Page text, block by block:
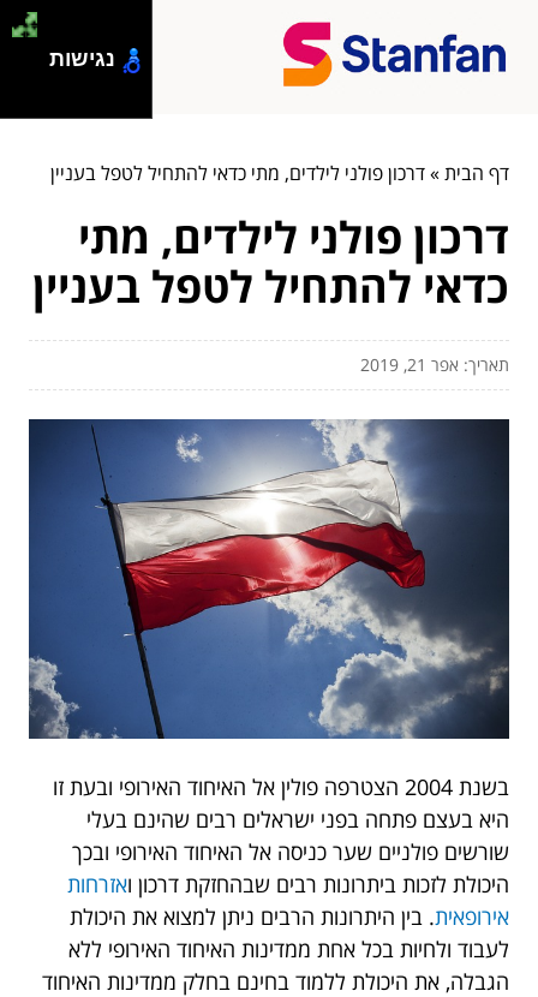
דף הבית»דרכון פולני לילדים, מתי כדאי להתחיל לטפל בעניין
דרכון פולני לילדים, מתי
כדאי להתחיל לטפל בעניין
תאריך: אפר 21, 2019
בשנת 2004 הצטרפה פולין אל האיחוד האירופי ובעת זו
היא בעצם פתחה בפני ישראלים רבים שהינם בעלי
שורשים פולניים שער כניסה אל האיחוד האירופי ובכך
היכולת לזכות ביתרונות רבים שבהחזקת דרכון ואזרחות
אירופאית. בין היתרונות הרבים ניתן למצוא את היכולת
לעבוד ולחיות בכל אחת ממדינות האיחוד האירופי ללא
הגבלה, את היכולת ללמוד בחינם בחלק ממדינות האיחוד
נגישות